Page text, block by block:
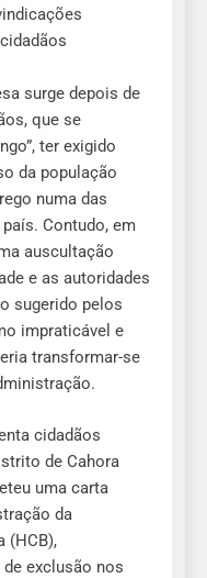
surge depois de
que se
ter exigido
da população
numa das
Contudo, em
auscultação
e as autoridades
sugerido pelos
impraticável e
transformar-se
cidadãos
de Cahora
uma carta
da
(HCB),
exclusão nos